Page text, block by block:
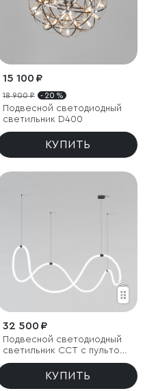
15 100 ₽
18 900 ₽ - 20 %
Подвесной светодиодный
светильник D400
КУПИТЬ
32 500 ₽
Подвесной светодиодный
светильник ССТ с пультом
управления
КУПИТЬ